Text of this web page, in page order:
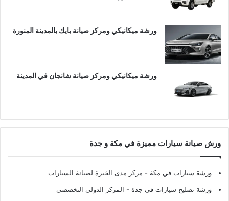
ورشة ميكانيكي ومركز صيانة بايك بالمدينة المنورة
ورشة ميكانيكي ومركز صيانة شانجان في المدينة
ورش صيانة سيارات مميزة في مكة و جدة
ورشة سيارات في مكة - مركز مدى الخبرة لصيانة السيارات
ورشة تصليح سيارات في جدة - المركز الدولي التخصصي